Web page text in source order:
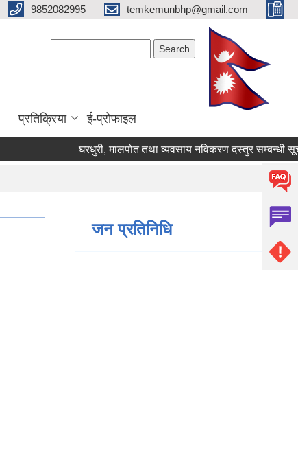
9852082995 temkemunbhp@gmail.com
प्रतिक्रिया ई-प्रोफाइल
घरधुरी, मालपोत तथा व्यवसाय नविकरण दस्तुर सम्बन्धी सूचना
जन प्रतिनिधि